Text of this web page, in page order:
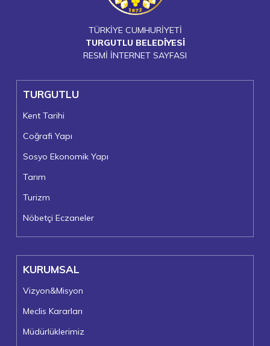
TÜRKİYE CUMHURİYETİ
TURGUTLU BELEDİYESİ
RESMİ İNTERNET SAYFASI
TURGUTLU
Kent Tarihi
Coğrafi Yapı
Sosyo Ekonomik Yapı
Tarım
Turizm
Nöbetçi Eczaneler
KURUMSAL
Vizyon&Misyon
Meclis Kararları
Müdürlüklerimiz